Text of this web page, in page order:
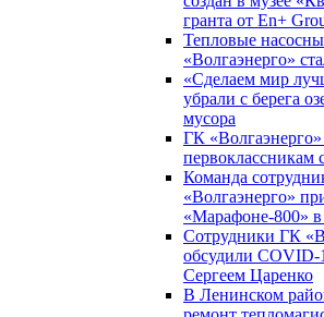
гранта от En+
Тепловые
«Волгаэнерго»
«Сделаем мир
убрали с берега
мусора
ГК
первоклассникам
Команда
«Волгаэнерго»
«Марафоне-800»
Сотрудники ГК
обсудили COVID-
Сергеем Царенко
В Ленинском